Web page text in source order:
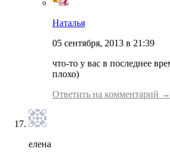
Наталья
05 сентября, 2013 в 21:39
что-то у вас в последнее
плохо)
Ответить на комментарий →
елена